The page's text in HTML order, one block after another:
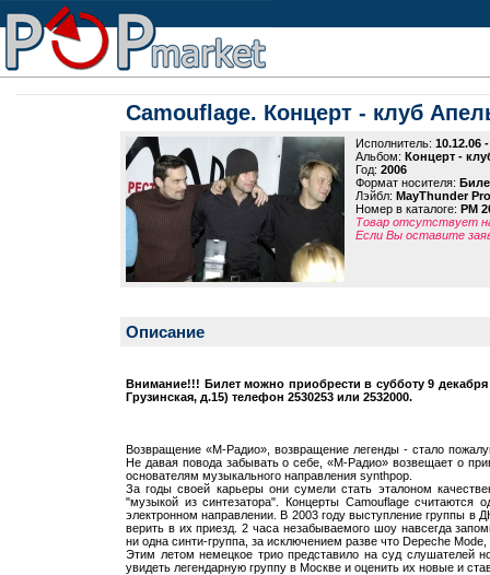
Camouflage. Концерт - клуб
Исполнитель: 10.12.06
Альбом: Концерт -
Год: 2006
Формат носителя:
Лэйбл: MayThunder
Номер в каталоге: PM
Товар отсутствует
Если Вы оставите
Описание
Внимание!!! Билет можно приобрести в субботу 9
Грузинская, д.15) телефон 2530253 или 2532000.
Возвращение «М-Радио», возвращение легенды - стало
Не давая повода забывать о себе, «М-Радио» возвещает о
основателям музыкального направления synthpop.
За годы своей карьеры они сумели стать эталоном
"музыкой из синтезатора". Концерты Camouflage
электронном направлении. В 2003 году выступление группы в
верить в их приезд. 2 часа незабываемого шоу навсегда
ни одна синти-группа, за исключением разве что Depeche
Этим летом немецкое трио представило на суд слушателей
увидеть легендарную группу в Москве и оценить их новые и